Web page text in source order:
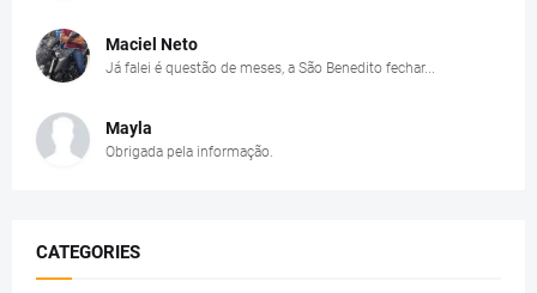
Maciel Neto
Já falei é questão de meses, a São Benedito fechar...
Mayla
Obrigada pela informação.
CATEGORIES